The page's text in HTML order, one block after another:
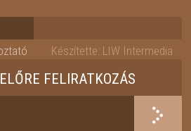
Készítette: LIW Intermedia
FELIRATKOZÁS